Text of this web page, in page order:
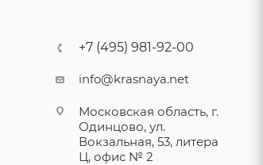
+7 (495) 981-92-00
info@krasnaya.net
Московская область, г.
Одинцово, ул.
Вокзальная, 53, литера
Ц, офис № 2